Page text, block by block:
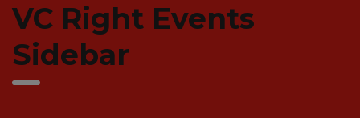
VC Right Events
Sidebar